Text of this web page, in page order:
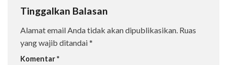
Tinggalkan Balasan
Alamat email Anda tidak akan dipublikasikan. Ruas
yang wajib ditandai*
Komentar*